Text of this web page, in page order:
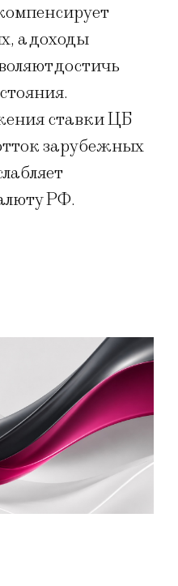
а доходы
достичь
ставки ЦБ
зарубежных
РФ.